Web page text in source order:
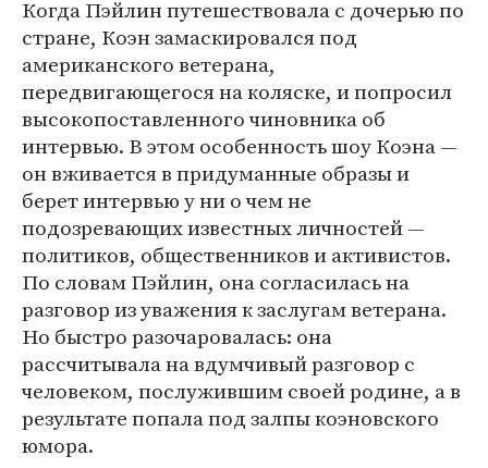
Когда Пэйлин путешествовала с дочерью по
стране, Коэн замаскировался под
американского ветерана,
передвигающегося на коляске, и попросил
высокопоставленного чиновника об
интервью. В этом особенность шоу Коэна —
он вживается в придуманные образы и
берет интервью у ни о чем не
подозревающих известных личностей —
политиков, общественников и активистов.
По словам Пэйлин, она согласилась на
разговор из уважения к заслугам ветерана.
Но быстро разочаровалась: она
рассчитывала на вдумчивый разговор с
человеком, послужившим своей родине, а в
результате попала под залпы коэновского
юмора.